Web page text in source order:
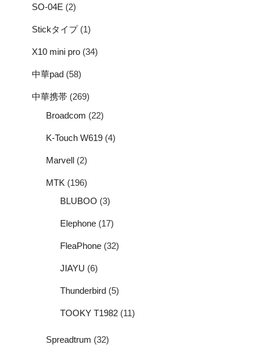
SO-04E (2)
Stickタイプ(1)
X10 mini pro (34)
中華pad (58)
中華携帯 (269)
Broadcom (22)
K-Touch W619 (4)
Marvell (2)
MTK (196)
BLUBOO (3)
Elephone (17)
FleaPhone (32)
JIAYU (6)
Thunderbird (5)
TOOKY T1982 (11)
Spreadtrum (32)